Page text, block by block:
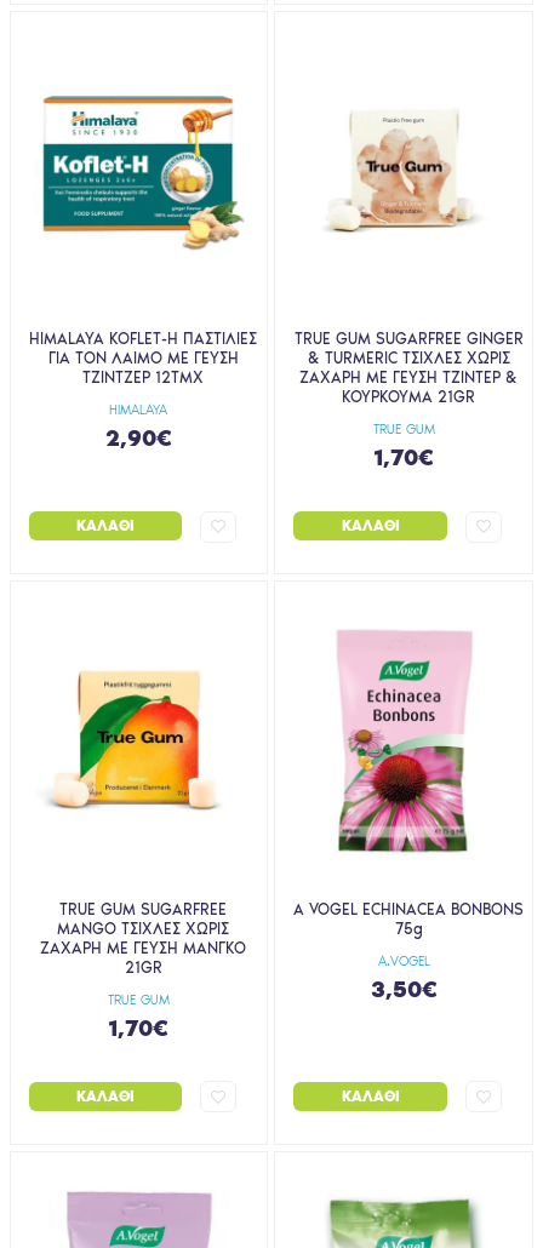
HIMALAYA
HIMALAYA KOFLET-H ΠΑΣΤΙΛΙΕΣ
ΓΙΑ ΤΟΝ ΛΑΙΜΟ ΜΕ ΓΕΥΣΗ
ΤΖΙΝΤΖΕΡ 12ΤΜΧ
2,90€
ΚΑΛΆΘΙ
TRUE GUM
TRUE GUM SUGARFREE GINGER
& TURMERIC ΤΣΙΧΛΕΣ ΧΩΡΙΣ
ΖΑΧΑΡΗ ΜΕ ΓΕΥΣΗ ΤΖΙΝΤΕΡ &
ΚΟΥΡΚΟΥΜΑ 21GR
1,70€
ΚΑΛΆΘΙ
TRUE GUM
TRUE GUM SUGARFREE
MANGO ΤΣΙΧΛΕΣ ΧΩΡΙΣ
ΖΑΧΑΡΗ ΜΕ ΓΕΥΣΗ ΜΑΝΓΚΟ
21GR
1,70€
ΚΑΛΆΘΙ
A.VOGEL
A VOGEL ECHINACEA BONBONS
75g
3,50€
ΚΑΛΆΘΙ